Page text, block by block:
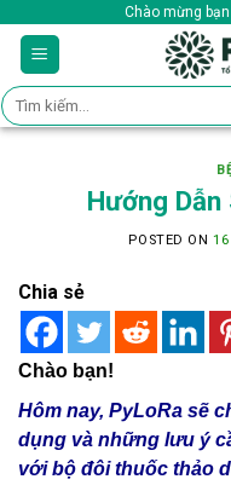
content
Chào mừng
Tìm
kiếm:
Hướng
POSTED ON 16
Chia sẻ
Chào bạn!
Hôm nay, PyLoRa sẽ
dụng và những lưu ý
với bộ đôi thuốc thảo